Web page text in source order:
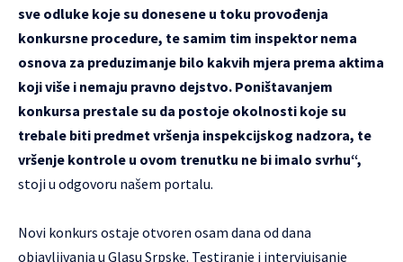
sve odluke koje su donesene u toku provođenja
konkursne procedure, te samim tim inspektor nema
osnova za preduzimanje bilo kakvih mjera prema aktima
koji više i nemaju pravno dejstvo. Poništavanjem
konkursa prestale su da postoje okolnosti koje su
trebale biti predmet vršenja inspekcijskog nadzora, te
vršenje kontrole u ovom trenutku ne bi imalo svrhu“,
stoji u odgovoru našem portalu.
Novi konkurs ostaje otvoren osam dana od dana
objavljivanja u Glasu Srpske. Testiranje i intervjuisanje